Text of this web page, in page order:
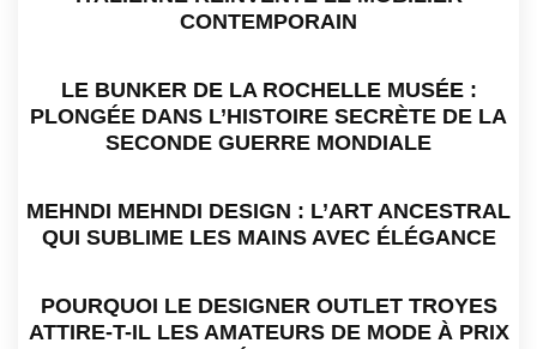
CONTEMPORAIN
LE BUNKER DE LA ROCHELLE MUSÉE :
PLONGÉE DANS L’HISTOIRE SECRÈTE DE LA
SECONDE GUERRE MONDIALE
MEHNDI MEHNDI DESIGN : L’ART ANCESTRAL
QUI SUBLIME LES MAINS AVEC ÉLÉGANCE
POURQUOI LE DESIGNER OUTLET TROYES
ATTIRE-T-IL LES AMATEURS DE MODE À PRIX